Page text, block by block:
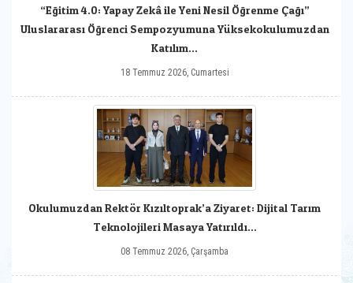
“Eğitim 4.0: Yapay Zekâ ile Yeni Nesil Öğrenme Çağı”
Uluslararası Öğrenci Sempozyumuna Yüksekokulumuzdan
Katılım...
18 Temmuz 2026, Cumartesi
Okulumuzdan Rektör Kızıltoprak’a Ziyaret: Dijital Tarım
Teknolojileri Masaya Yatırıldı...
08 Temmuz 2026, Çarşamba